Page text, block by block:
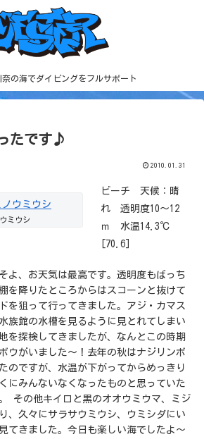
の海でダイビングをフルサポート
たです♪
2010.01.31
ミウシ
ビーチ 天候：晴
れ 透明度10～12
ｍ 水温14.3℃
[70.6]
よ、お天気は最高です。透明度もばっち
を降りたところからはスコーンと抜けて
を狙って行ってきました。アジ・カマス
族館の水槽を見るように見とれてしまい
を探検してきましたが、なんとこの時期
ウがいました～！去年の秋はナジリンボ
のですが、水温が下がってからめっきり
にみんないなくなったものと思っていた
その他キイロと黒のオオウミウマ、ミジ
、久々にサラサウミウシ、ウミシダにい
てきました。今日も楽しい海でしたよ～